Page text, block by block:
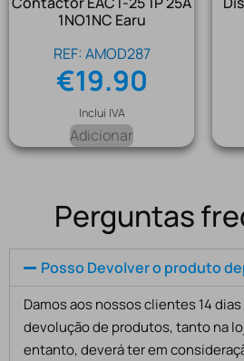
1NO1NC Earu
REF: AMOD287
€19.90
Inclui IVA
Adicionar
Perguntas
Posso Devolver o produto
Damos aos nossos clientes 14
devolução de produtos, tanto na
entanto, deverá ter em